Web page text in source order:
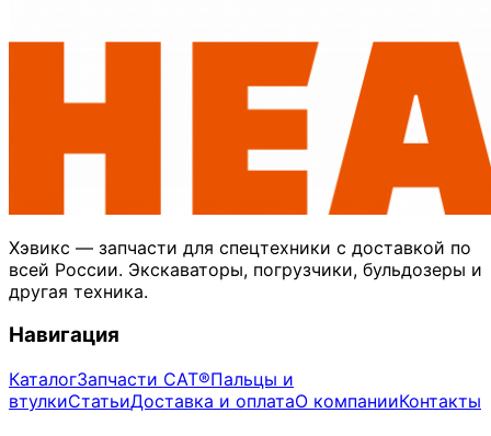
Хэвикс — запчасти для спецтехники с доставкой по
всей России. Экскаваторы, погрузчики, бульдозеры и
другая техника.
Навигация
КаталогЗапчасти CAT®Пальцы и
втулкиСтатьиДоставка и оплатаО компанииКонтакты